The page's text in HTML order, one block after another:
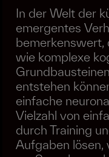
In der Welt der
emergentes
bemerkenswert,
wie komplexe
entstehen
einfache
Vielzahl von
durch Training
Aufgaben lösen,